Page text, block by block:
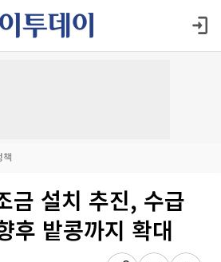
책
금 설치 추진, 수급
후 밭콩까지 확대